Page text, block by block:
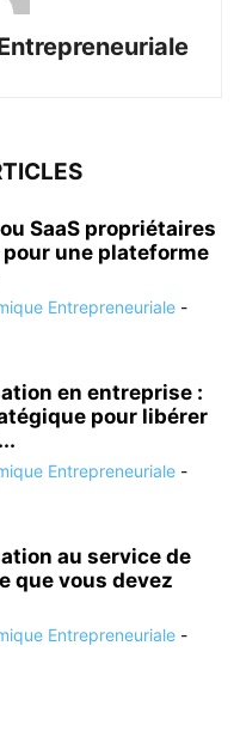
SaaS propriétaires
une plateforme
Entrepreneuriale -
en entreprise :
pour libérer
Entrepreneuriale -
au service de
que vous devez
Entrepreneuriale -